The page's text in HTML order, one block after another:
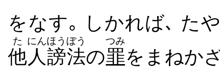
を​なす｡ しかれば､ た
他
た
人
にん
謗法
ほうぼう
の罪
つみ
を​まねか​